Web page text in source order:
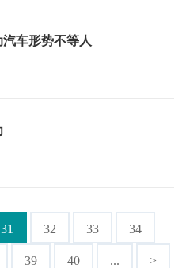
车形势不等人
31 32 33 34
39 40 ... >